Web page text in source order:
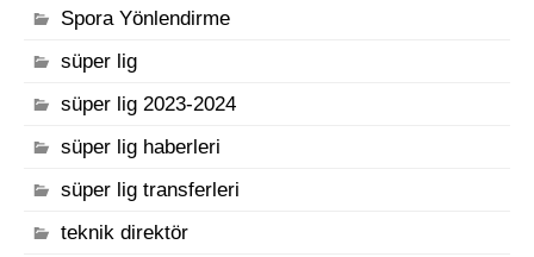
Spora Yönlendirme
süper lig
süper lig 2023-2024
süper lig haberleri
süper lig transferleri
teknik direktör